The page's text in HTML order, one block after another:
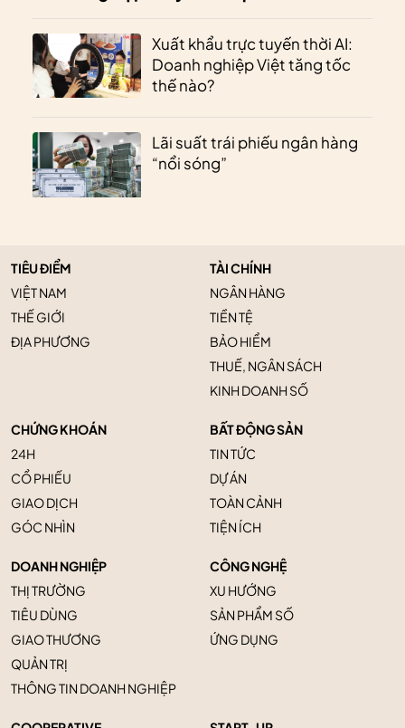
Xuất khẩu trực tuyến thời AI:
Doanh nghiệp Việt tăng tốc
thế nào?
Lãi suất trái phiếu ngân hàng
“nổi sóng”
TIÊU ĐIỂM
VIỆT NAM
THẾ GIỚI
ĐỊA PHƯƠNG
TÀI CHÍNH
NGÂN HÀNG
TIỀN TỆ
BẢO HIỂM
THUẾ, NGÂN SÁCH
KINH DOANH SỐ
CHỨNG KHOÁN
24H
CỔ PHIẾU
GIAO DỊCH
GÓC NHÌN
BẤT ĐỘNG SẢN
TIN TỨC
DỰ ÁN
TOÀN CẢNH
TIỆN ÍCH
DOANH NGHIỆP
THỊ TRƯỜNG
TIÊU DÙNG
GIAO THƯƠNG
QUẢN TRỊ
THÔNG TIN DOANH NGHIỆP
CÔNG NGHỆ
XU HƯỚNG
SẢN PHẨM SỐ
ỨNG DỤNG